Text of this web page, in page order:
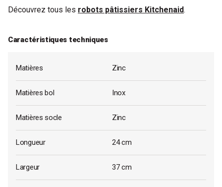
Découvrez tous les robots pâtissiers Kitchenaid.
Caractéristiques techniques
Matières Zinc
Matières bol Inox
Matières socle Zinc
Longueur 24 cm
Largeur 37 cm